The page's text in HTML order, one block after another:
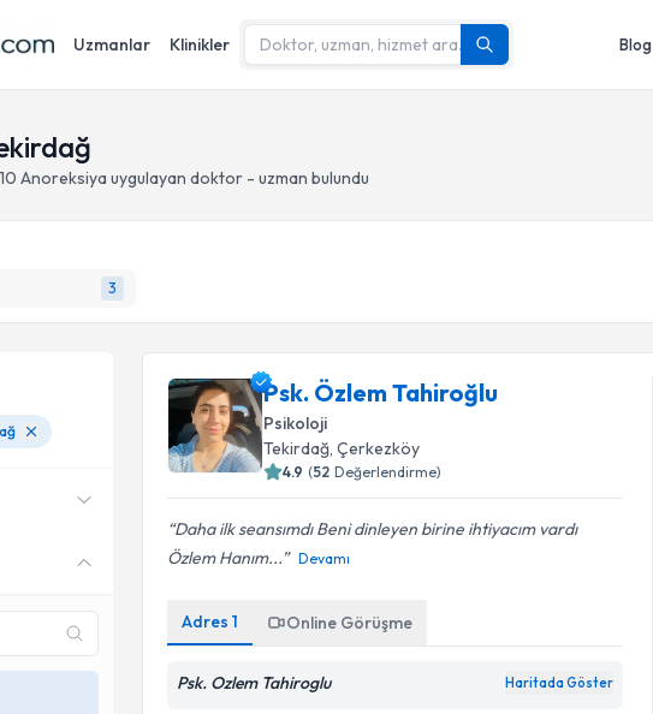
Uzmanlar Klinikler Blog
10 Anoreksiya uygulayan doktor - uzman bulundu
3
Psk. Özlem Tahiroğlu
Psikoloji
Tekirdağ, Çerkezköy
4.9 (52 Değerlendirme)
Daha ilk seansımdı Beni dinleyen birine ihtiyacım vardı
Özlem Hanım...
Devamı
Adres1 Online Görüşme
Psk. Ozlem Tahiroglu Haritada Göster